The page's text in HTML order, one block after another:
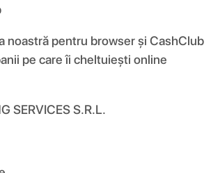
noastră pentru browser și CashClub
pe care îi cheltuiești online
SERVICES S.R.L.